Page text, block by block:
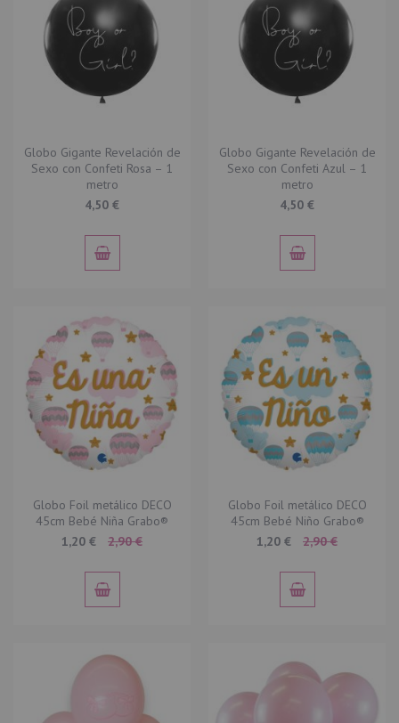
Globo Gigante Revelación de
Sexo con Confeti Rosa – 1
metro
4,50 €
Globo Gigante Revelación de
Sexo con Confeti Azul – 1
metro
4,50 €
Globo Foil metálico DECO
45cm Bebé Niña Grabo®
Special
1,20 € 2,90 €
Globo Foil metálico DECO
45cm Bebé Niño Grabo®
Special
1,20 € 2,90 €